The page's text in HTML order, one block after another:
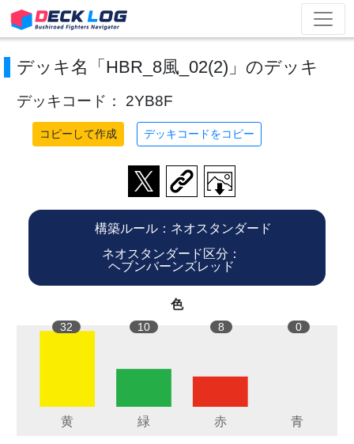
デッキ名「HBR_8風_02(2)」のデッキ
デッキコード： 2YB8F
コピーして作成 デッキコードをコピー
構築ルール：ネオスタンダード
ネオスタンダード区分：
ヘブンバーンズレッド
色
32 10 8 0